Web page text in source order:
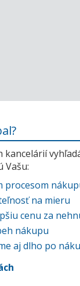
kancelárií
Vašu:
procesom
na mieru
cenu za
nákupu
aj dlho po